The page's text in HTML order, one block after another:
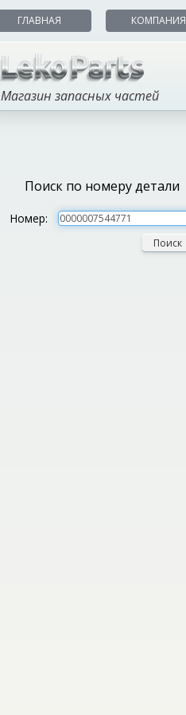
ГЛАВНАЯ КОМПАНИЯ
Магазин запасных частей
Поиск по номеру детали
Номер:
Поиск